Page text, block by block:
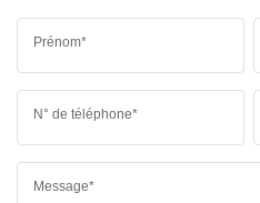
Prénom*
N° de téléphone*
Message*